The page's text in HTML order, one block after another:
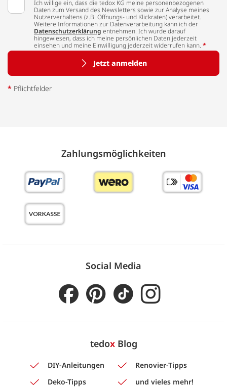
Ich willige ein, dass die tedox KG meine personenbezogenen
Daten zum Versand des Newsletters sowie zur Analyse meines
Nutzerverhaltens (z.B. Öffnungs- und Klickraten) verarbeitet.
Weitere Informationen zur Datenverarbeitung kann ich der
Datenschutzerklärung entnehmen. Ich wurde darauf
hingewiesen, dass ich meine persönlichen Daten jederzeit
einsehen und meine Einwilligung jederzeit widerrufen kann. *
Jetzt anmelden
* Pflichtfelder
Zahlungs­möglich­keiten
Social Media
tedoxBlog
DIY-Anleitungen
Renovier-Tipps
Deko-Tipps
und vieles mehr!